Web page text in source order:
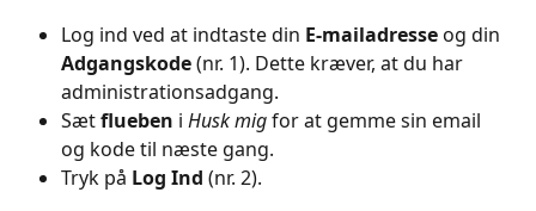
Log ind ved at indtaste din E-mailadresse og din
Adgangskode (nr. 1). Dette kræver, at du har
administrationsadgang.
Sæt flueben i Husk mig for at gemme sin email
og kode til næste gang.
Tryk på Log Ind (nr. 2).